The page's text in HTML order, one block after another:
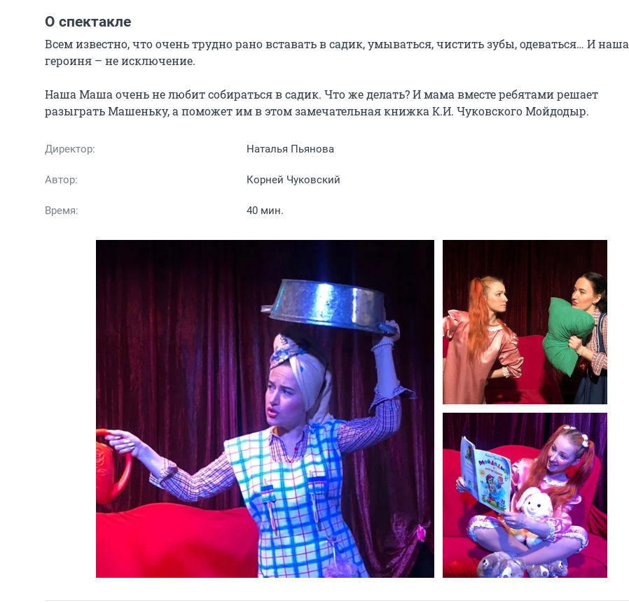
О спектакле
Всем известно, что очень трудно рано вставать в садик, умываться, чистить зубы, одеваться… И наша
героиня – не исключение.
Наша Маша очень не любит собираться в садик. Что же делать? И мама вместе ребятами решает
разыграть Машеньку, а поможет им в этом замечательная книжка К.И. Чуковского Мойдодыр.
Директор: Наталья Пьянова
Автор: Корней Чуковский
Время: 40 мин.